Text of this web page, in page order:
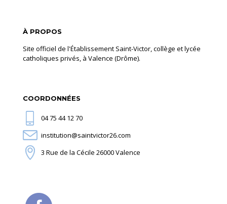
À PROPOS
Site officiel de l'Établissement Saint-Victor, collège et lycée
catholiques privés, à Valence (Drôme).
COORDONNÉES
04 75 44 12 70
institution@saintvictor26.com
3 Rue de la Cécile 26000 Valence